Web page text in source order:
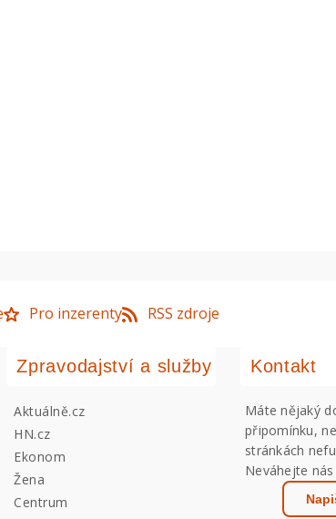
Pro inzerenty RSS zdroje
Zpravodajství a služby
Aktuálně.cz
HN.cz
Ekonom
Žena
Centrum
Kontakt
Máte nějaký
připomínku,
stránkách
Neváhejte